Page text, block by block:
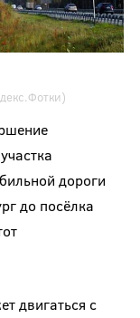
дороги
до посёлка
двигаться с